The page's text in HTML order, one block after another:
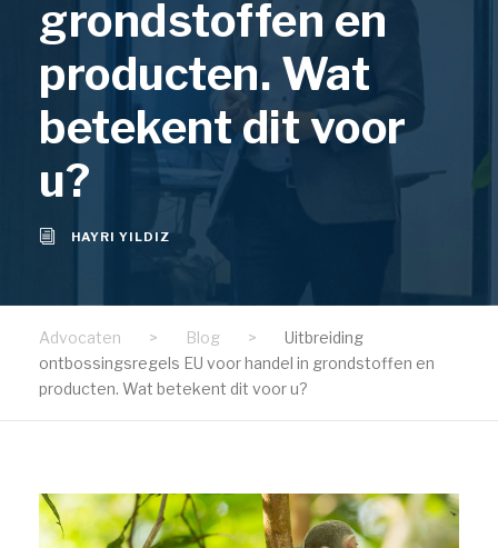
grondstoffen en
producten. Wat
betekent dit voor
u?
HAYRI YILDIZ
Advocaten > Blog >
Uitbreiding
ontbossingsregels EU voor handel in grondstoffen en
producten. Wat betekent dit voor u?